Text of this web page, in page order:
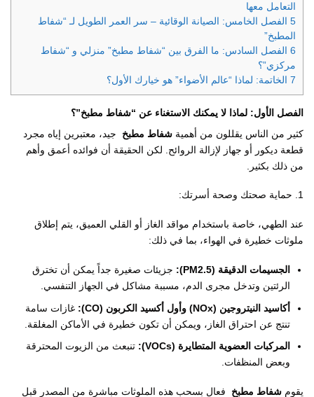
التعامل معها
5 الفصل الخامس: الصيانة الوقائية – سر العمر الطويل لـ “شفاط
المطبخ”
6 الفصل السادس: ما الفرق بين “شفاط مطبخ” منزلي و “شفاط
مركزي”؟
7 الخاتمة: لماذا “عالم الأضواء” هو خيارك الأول؟
الفصل الأول: لماذا لا يمكنك الاستغناء عن “شفاط مطبخ”؟
كثير من الناس يقللون من أهمية شفاط مطبخ جيد، معتبرين إياه مجرد
قطعة ديكور أو جهاز لإزالة الروائح. لكن الحقيقة أن فوائده أعمق وأهم
من ذلك بكثير.
1. حماية صحتك وصحة أسرتك:
عند الطهي، خاصة باستخدام مواقد الغاز أو القلي العميق، يتم إطلاق
ملوثات خطيرة في الهواء، بما في ذلك:
الجسيمات الدقيقة (PM2.5):
جزيئات صغيرة جداً يمكن أن تخترق
الرئتين وتدخل مجرى الدم، مسببة مشاكل في الجهاز التنفسي.
أكاسيد النيتروجين (NOx) وأول أكسيد الكربون (CO):
غازات سامة
تنتج عن احتراق الغاز، ويمكن أن تكون خطيرة في الأماكن المغلقة.
المركبات العضوية المتطايرة (VOCs):
تنبعث من الزيوت المحترقة
وبعض المنظفات.
يقوم شفاط مطبخ فعال بسحب هذه الملوثات مباشرة من المصدر قبل